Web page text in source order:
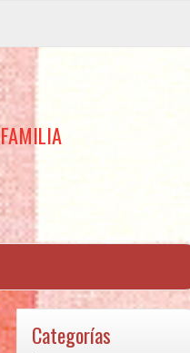
Categorías